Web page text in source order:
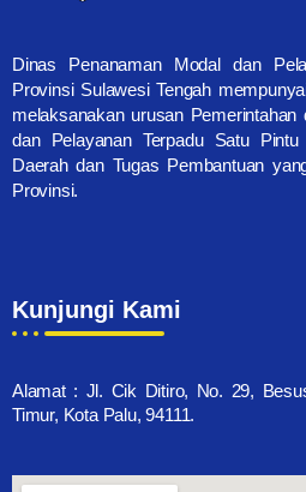
Dinas Penanaman Modal dan
Provinsi Sulawesi Tengah
melaksanakan urusan
dan Pelayanan Terpadu Satu
Daerah dan Tugas Pembantuan
Provinsi.
Kunjungi Kami
Alamat : Jl. Cik Ditiro, No. 29,
Timur, Kota Palu, 94111.